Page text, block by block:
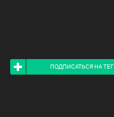
ПОДПИСАТЬСЯ НА ТЕГ